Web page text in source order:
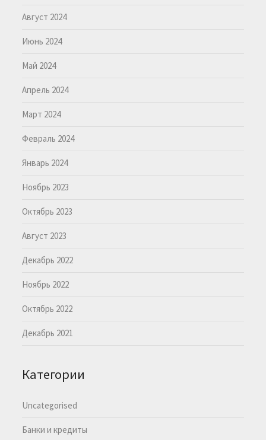
Август 2024
Июнь 2024
Май 2024
Апрель 2024
Март 2024
Февраль 2024
Январь 2024
Ноябрь 2023
Октябрь 2023
Август 2023
Декабрь 2022
Ноябрь 2022
Октябрь 2022
Декабрь 2021
Категории
Uncategorised
Банки и кредиты